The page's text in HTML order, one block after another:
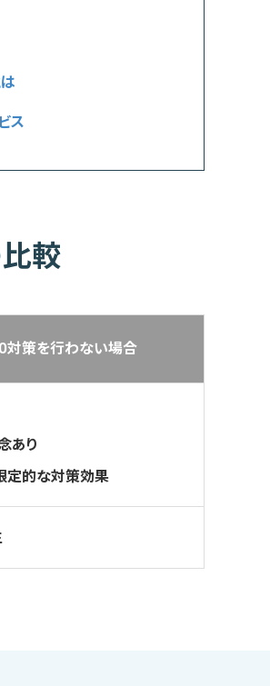
ス
較
対策を行わない場合
あり
定的な対策効果